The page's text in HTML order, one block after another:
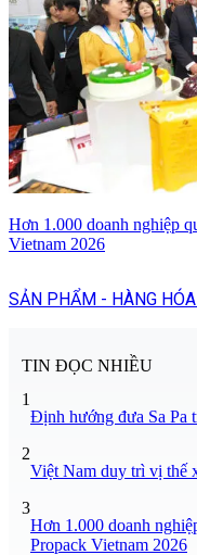
Hơn 1.000 doanh nghiệp
Vietnam 2026
SẢN PHẨM - HÀNG
TIN ĐỌC NHIỀU
1
Định hướng đưa Sa Pa
2
Việt Nam duy trì vị thế
3
Hơn 1.000 doanh
Propack Vietnam 2026